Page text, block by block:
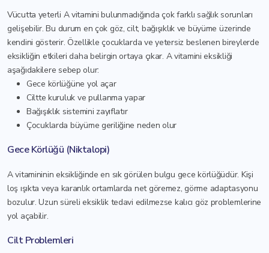
Vücutta yeterli A vitamini bulunmadığında çok farklı sağlık sorunları
gelişebilir. Bu durum en çok göz, cilt, bağışıklık ve büyüme üzerinde
kendini gösterir. Özellikle çocuklarda ve yetersiz beslenen bireylerde
eksikliğin etkileri daha belirgin ortaya çıkar. A vitamini eksikliği
aşağıdakilere sebep olur:
Gece körlüğüne yol açar
Ciltte kuruluk ve pullanma yapar
Bağışıklık sistemini zayıflatır
Çocuklarda büyüme geriliğine neden olur
Gece Körlüğü (Niktalopi)
A vitamininin eksikliğinde en sık görülen bulgu gece körlüğüdür. Kişi
loş ışıkta veya karanlık ortamlarda net göremez, görme adaptasyonu
bozulur. Uzun süreli eksiklik tedavi edilmezse kalıcı göz problemlerine
yol açabilir.
Cilt Problemleri